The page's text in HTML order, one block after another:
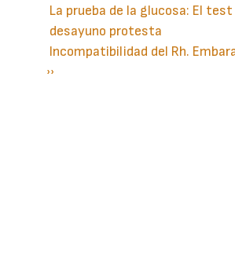
La prueba de la glucosa: El test
desayuno protesta
Incompatibilidad del Rh.
Paginación
Siguiente
››